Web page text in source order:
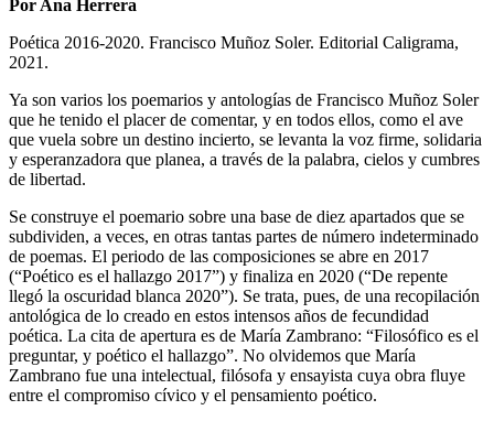
Por Ana Herrera
Poética 2016-2020. Francisco Muñoz Soler. Editorial Caligrama,
2021.
Ya son varios los poemarios y antologías de Francisco Muñoz Soler
que he tenido el placer de comentar, y en todos ellos, como el ave
que vuela sobre un destino incierto, se levanta la voz firme, solidaria
y esperanzadora que planea, a través de la palabra, cielos y cumbres
de libertad.
Se construye el poemario sobre una base de diez apartados que se
subdividen, a veces, en otras tantas partes de número indeterminado
de poemas. El periodo de las composiciones se abre en 2017
(“Poético es el hallazgo 2017”) y finaliza en 2020 (“De repente
llegó la oscuridad blanca 2020”). Se trata, pues, de una recopilación
antológica de lo creado en estos intensos años de fecundidad
poética. La cita de apertura es de María Zambrano: “Filosófico es el
preguntar, y poético el hallazgo”. No olvidemos que María
Zambrano fue una intelectual, filósofa y ensayista cuya obra fluye
entre el compromiso cívico y el pensamiento poético.